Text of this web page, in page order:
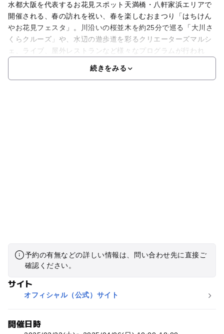
水都大阪を代表するお花見スポット天満橋・八軒家浜エリアで
開催される、春の訪れを祝い、春を楽しむおまつり「はちけん
やお花見フェスタ」。川沿いの桜並木を約25分で巡る「大川さ
くらクルーズ」や、水辺の遊歩道を彩るクリエーターズマルシ
ェ、ライブ、屋外レストランなど様々なプログラムが行われ
続きをみる
予約の有無などの詳しい情報は、問い合わせ先に直接ご
確認ください。
サイト
オフィシャル（公式）サイト
開催日時